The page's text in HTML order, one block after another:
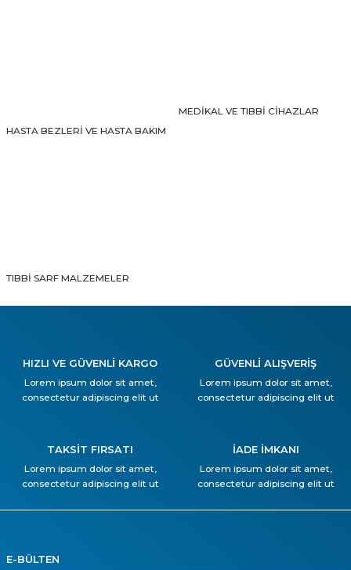
HASTA BEZLERİ VE HASTA BAKIM
MEDİKAL VE TIBBİ CİHAZLAR
TIBBİ SARF MALZEMELER
HIZLI VE GÜVENLİ KARGO
Lorem ipsum dolor sit amet,
consectetur adipiscing elit ut
GÜVENLİ ALIŞVERİŞ
Lorem ipsum dolor sit amet,
consectetur adipiscing elit ut
TAKSİT FIRSATI
Lorem ipsum dolor sit amet,
consectetur adipiscing elit ut
İADE İMKANI
Lorem ipsum dolor sit amet,
consectetur adipiscing elit ut
E-BÜLTEN